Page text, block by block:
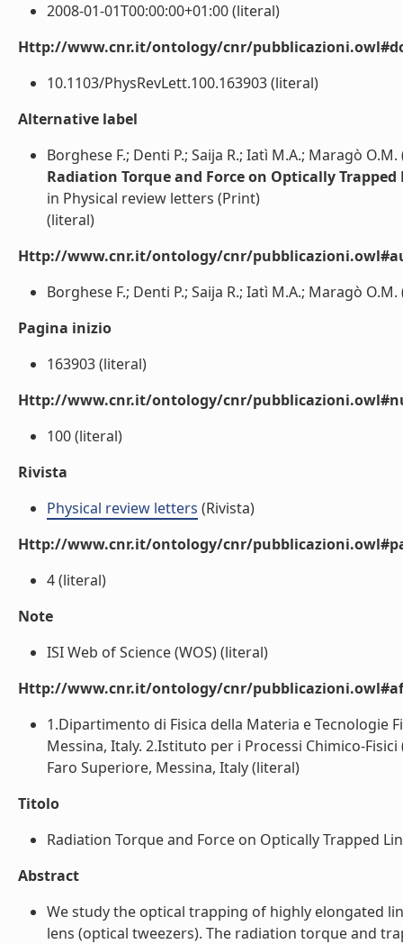
2008-01-01T00:00:00+01:00 (literal)
Http://www.cnr.it/ontology/cnr/
10.1103/PhysRevLett.100.163903 (literal)
Alternative label
Borghese F.; Denti P.; Saija R.; Iatì M.A.; Maragò O.M.
Radiation Torque and Force on Optically
in Physical review letters (Print)
(literal)
Http://www.cnr.it/ontology/cnr/
Borghese F.; Denti P.; Saija R.; Iatì M.A.; Maragò
Pagina inizio
163903 (literal)
Http://www.cnr.it/ontology/cnr/
100 (literal)
Rivista
Physical review letters (Rivista)
Http://www.cnr.it/ontology/cnr/
4 (literal)
Note
ISI Web of Science (WOS) (literal)
Http://www.cnr.it/ontology/cnr/
1.Dipartimento di Fisica della Materia e Tecnologie
Messina, Italy. 2.Istituto per i Processi Chimico-
Faro Superiore, Messina, Italy (literal)
Titolo
Radiation Torque and Force on Optically Trapped
Abstract
We study the optical trapping of highly elongated
lens (optical tweezers). The radiation torque and